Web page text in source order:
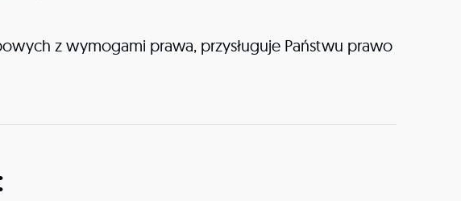
z wymogami prawa, przysługuje Państwu prawo